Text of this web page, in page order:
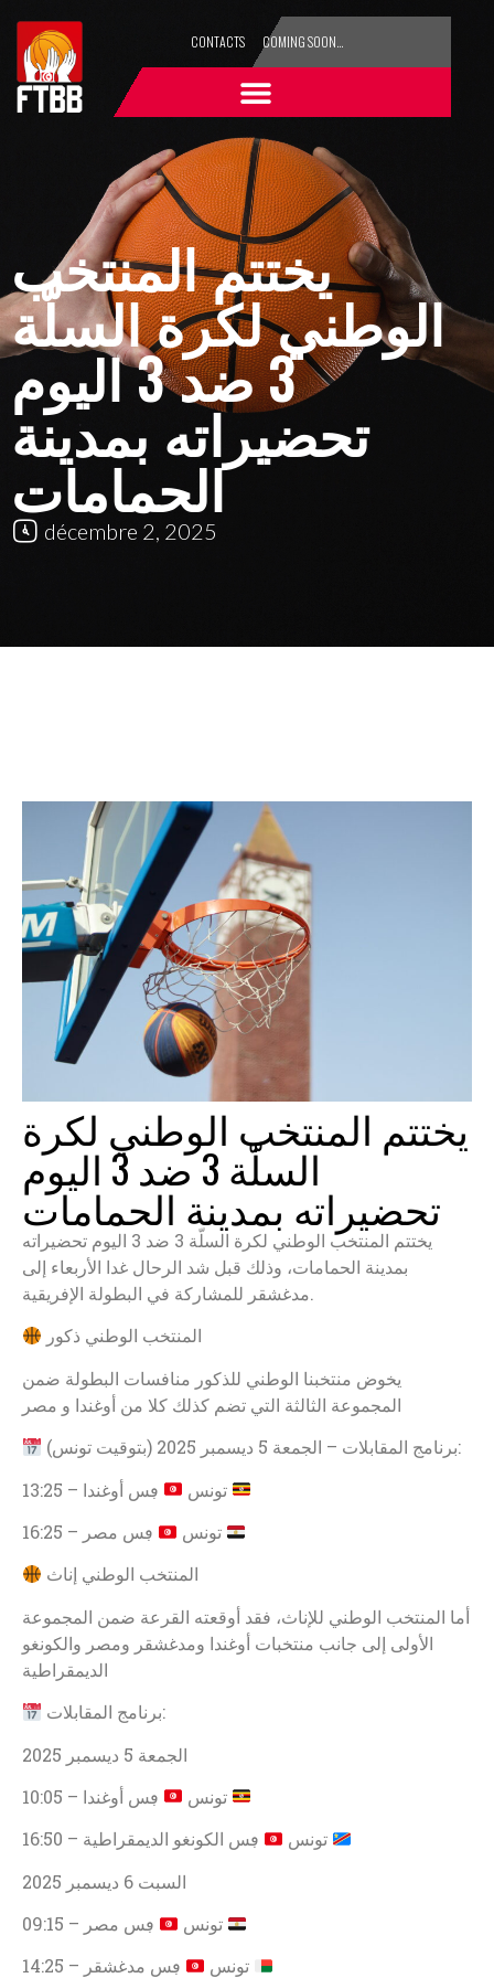
CONTACTS COMING SOON…
يختتم المنتخب
الوطني لكرة السلّة
3 ضد 3 اليوم
تحضيراته بمدينة
الحمامات
décembre 2, 2025
يختتم المنتخب الوطني لكرة
السلّة 3 ضد 3 اليوم
تحضيراته بمدينة الحمامات
يختتم المنتخب الوطني لكرة السلّة 3 ضد 3 اليوم تحضيراته
بمدينة الحمامات، وذلك قبل شد الرحال غدا الأربعاء إلى
مدغشقر للمشاركة في البطولة الإفريقية.
المنتخب الوطني ذكور
يخوض منتخبنا الوطني للذكور منافسات البطولة ضمن
المجموعة الثالثة التي تضم كذلك كلا من أوغندا و مصر
برنامج المقابلات – الجمعة 5 ديسمبر 2025 (بتوقيت تونس):
13:25 – تونس
16:25 – تونس
المنتخب الوطني إناث
أما المنتخب الوطني للإناث، فقد أوقعته القرعة ضمن المجموعة
الأولى إلى جانب منتخبات أوغندا ومدغشقر ومصر والكونغو
الديمقراطية
برنامج المقابلات:
الجمعة 5 ديسمبر 2025
10:05 – تونس
16:50 – تونس
السبت 6 ديسمبر 2025
09:15 – تونس
14:25 – تونس